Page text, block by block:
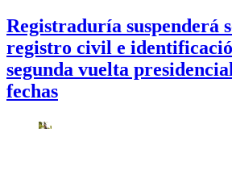
Registraduría suspenderá
registro civil e
segunda vuelta
fechas